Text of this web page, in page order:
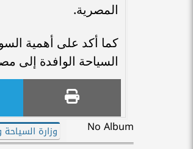
المصرية.
كما أكد على أهمية
السياحة الوافدة إلى
وزارة السياحة No Album